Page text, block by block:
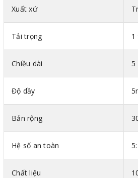
power Trung
Thông số kỹ thuật cáp vải bản dẹt
Xuất xứ
Tải trọng 1
Chiều dài 5
Độ dầy
Bản rộng
Hệ số an toàn
Chất liệu